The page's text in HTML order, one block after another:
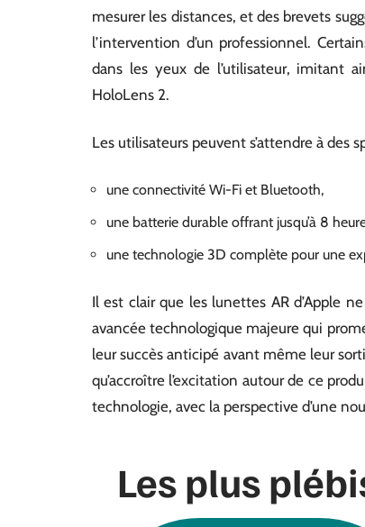
mesurer les distances, et des brevets
l’intervention d’un professionnel.
dans les yeux de l’utilisateur, imitant
HoloLens 2.
Les utilisateurs peuvent s’attendre à
une connectivité Wi-Fi et Bluetooth,
une batterie durable offrant jusqu’à 8
une technologie 3D complète pour une
Il est clair que les lunettes AR d’Apple
avancée technologique majeure qui
leur succès anticipé avant même leur
qu’accroître l’excitation autour de ce
technologie, avec la perspective d’une
Les plus